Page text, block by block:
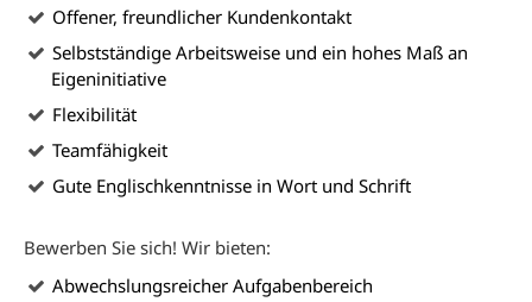
Offener, freundlicher Kundenkontakt
Selbstständige Arbeitsweise und ein hohes Maß an
Eigeninitiative
Flexibilität
Teamfähigkeit
Gute Englischkenntnisse in Wort und Schrift
Bewerben Sie sich! Wir bieten:
Abwechslungsreicher Aufgabenbereich